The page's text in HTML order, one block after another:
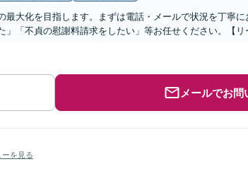
最大化を目指します。まずは電話・メールで状況を丁寧
」「不貞の慰謝料請求をしたい」等お任せください。【リ
メールでお問
ーを見る